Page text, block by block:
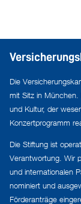
Die
mit Sitz in
und Kultur, der
Konzertprogramm
Die Stiftung ist
Verantwortung. Wir
und internationalen
nominiert und
Förderanträge